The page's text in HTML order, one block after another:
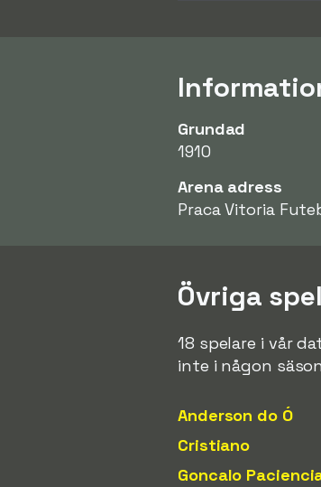
Grundad
1910
Arena adress
Praca Vitoria
Övriga
18 spelare i vår
inte i någon
Anderson do Ó
Cristiano
Goncalo